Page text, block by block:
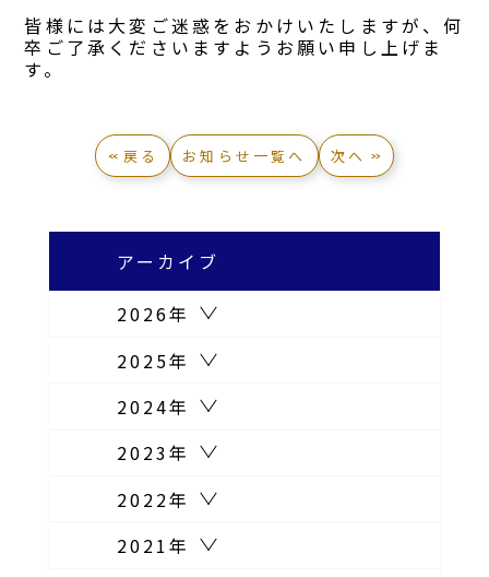
皆様には大変ご迷惑をおかけいたしますが、何
卒ご了承くださいますようお願い申し上げま
す。
戻る お知らせ一覧へ 次へ
アーカイブ
2026年
2025年
2024年
2023年
2022年
2021年